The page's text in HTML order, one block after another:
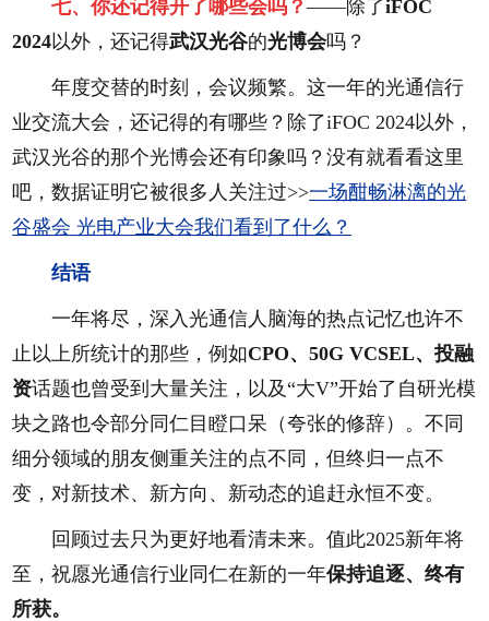
七、你还记得开了哪些会吗？——除了iFOC
2024以外，还记得武汉光谷的光博会吗？
年度交替的时刻，会议频繁。这一年的光通信行
业交流大会，还记得的有哪些？除了iFOC 2024以外，
武汉光谷的那个光博会还有印象吗？没有就看看这里
吧，数据证明它被很多人关注过>>一场酣畅淋漓的光
谷盛会 光电产业大会我们看到了什么？
结语
一年将尽，深入光通信人脑海的热点记忆也许不
止以上所统计的那些，例如CPO、50G VCSEL、投融
资话题也曾受到大量关注，以及“大V”开始了自研光模
块之路也令部分同仁目瞪口呆（夸张的修辞）。不同
细分领域的朋友侧重关注的点不同，但终归一点不
变，对新技术、新方向、新动态的追赶永恒不变。
回顾过去只为更好地看清未来。值此2025新年将
至，祝愿光通信行业同仁在新的一年保持追逐、终有
所获。